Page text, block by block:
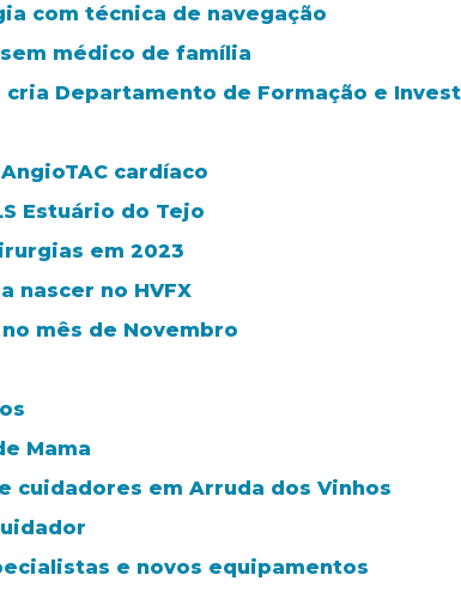
com técnica de navegação
médico de família
cria Departamento de Formação e
cardíaco
Estuário do Tejo
em 2023
nascer no HVFX
no mês de Novembro
Mama
cuidadores em Arruda dos Vinhos
e novos equipamentos